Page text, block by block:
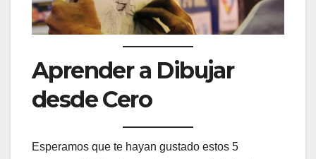
Aprender a Dibujar
desde Cero
Esperamos que te hayan gustado estos 5